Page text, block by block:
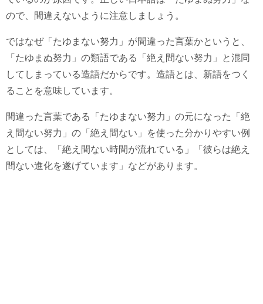
ので、間違えないように注意しましょう。
ではなぜ「たゆまない努力」が間違った言葉かというと、
「たゆまぬ努力」の類語である「絶え間ない努力」と混同
してしまっている造語だからです。造語とは、新語をつく
ることを意味しています。
間違った言葉である「たゆまない努力」の元になった「絶
え間ない努力」の「絶え間ない」を使った分かりやすい例
としては、「絶え間ない時間が流れている」「彼らは絶え
間ない進化を遂げています」などがあります。